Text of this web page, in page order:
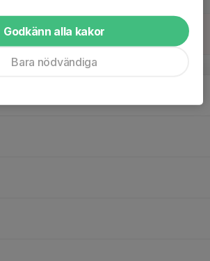
v.39
Godkänn alla kakor
Bara nödvändiga